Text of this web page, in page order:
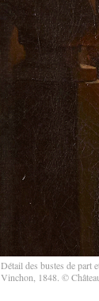
Détail des bustes de part
Vinchon, 1848. ©